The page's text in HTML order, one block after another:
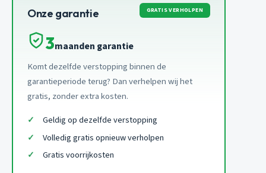
Onze garantie GRATIS VERHOLPEN
3maanden garantie
Komt dezelfde verstopping binnen de
garantieperiode terug? Dan verhelpen wij het
gratis, zonder extra kosten.
Geldig op dezelfde verstopping
Volledig gratis opnieuw verholpen
Gratis voorrijkosten